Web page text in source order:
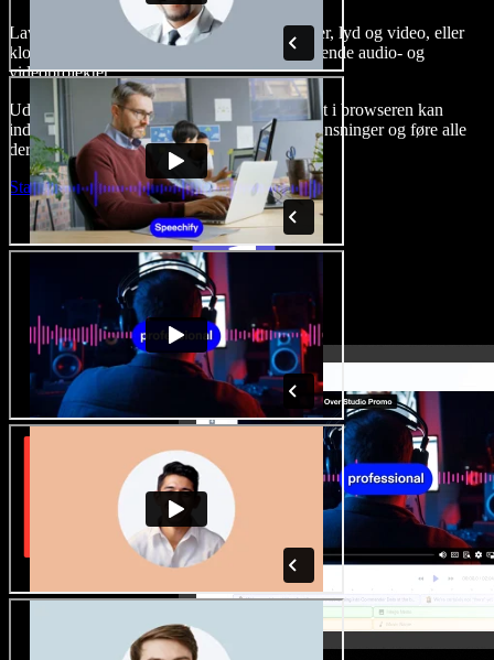
Lav voice-overs, tilføj royaltyfrie stockbilleder, lyd og video, eller
klon din stemme og skab komplette, imponerende audio- og
videoprojekter.
Uden indlæringskurve og med alt tilgængeligt i browseren kan
indholdsskabere slippe for traditionelle begrænsninger og føre alle
deres kreative idéer ud i livet.
Start Studio